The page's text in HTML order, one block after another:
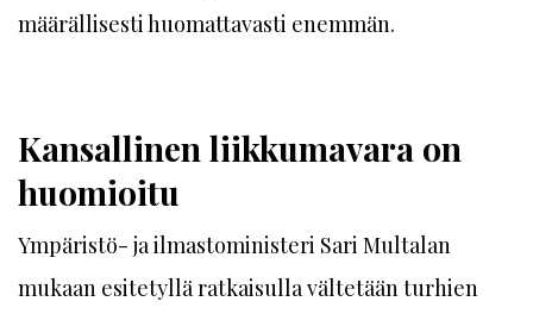
määrällisesti huomattavasti enemmän.
Kansallinen liikkumavara on
huomioitu
Ympäristö- ja ilmastoministeri Sari Multalan
mukaan esitetyllä ratkaisulla vältetään turhien